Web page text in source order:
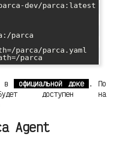
в официальной доке
. По
доступен на
Agent